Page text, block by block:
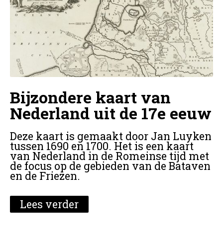
Bijzondere kaart van
Nederland uit de 17e eeuw
Deze kaart is gemaakt door Jan Luyken
tussen 1690 en 1700. Het is een kaart
van Nederland in de Romeinse tijd met
de focus op de gebieden van de Bataven
en de Friezen.
Lees verder